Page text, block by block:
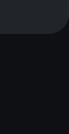
objektiv...